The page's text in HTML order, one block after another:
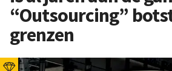
“Outsourcing”
grenzen